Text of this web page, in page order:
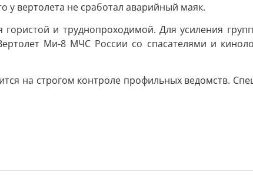
у вертолета не сработал аварийный маяк.
гористой и труднопроходимой. Для усиления
Ми-8 МЧС России со спасателями и
на строгом контроле профильных ведомств.